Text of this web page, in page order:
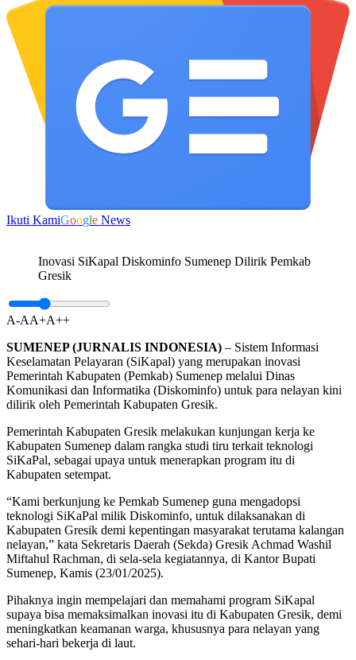
Ikuti KamiGoogle News
Inovasi SiKapal Diskominfo Sumenep Dilirik Pemkab
Gresik
A-AA+A++
SUMENEP (JURNALIS INDONESIA) – Sistem Informasi
Keselamatan Pelayaran (SiKapal) yang merupakan inovasi
Pemerintah Kabupaten (Pemkab) Sumenep melalui Dinas
Komunikasi dan Informatika (Diskominfo) untuk para nelayan kini
dilirik oleh Pemerintah Kabupaten Gresik.
Pemerintah Kabupaten Gresik melakukan kunjungan kerja ke
Kabupaten Sumenep dalam rangka studi tiru terkait teknologi
SiKaPal, sebagai upaya untuk menerapkan program itu di
Kabupaten setempat.
“Kami berkunjung ke Pemkab Sumenep guna mengadopsi
teknologi SiKaPal milik Diskominfo, untuk dilaksanakan di
Kabupaten Gresik demi kepentingan masyarakat terutama kalangan
nelayan,” kata Sekretaris Daerah (Sekda) Gresik Achmad Washil
Miftahul Rachman, di sela-sela kegiatannya, di Kantor Bupati
Sumenep, Kamis (23/01/2025).
Pihaknya ingin mempelajari dan memahami program SiKapal
supaya bisa memaksimalkan inovasi itu di Kabupaten Gresik, demi
meningkatkan keamanan warga, khususnya para nelayan yang
sehari-hari bekerja di laut.